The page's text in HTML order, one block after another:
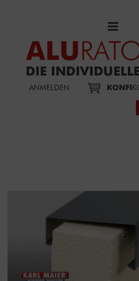
ALU
DIE
ANMELDEN KONFI